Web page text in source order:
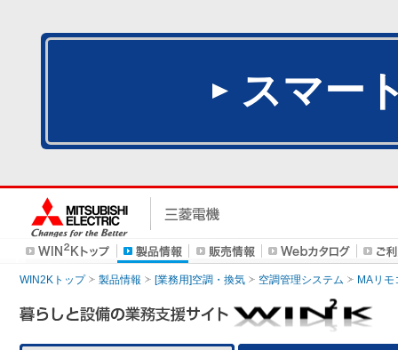
スマー
WIN2Kトップ 製品情報 [業務用]空調・換気 空調管理システム MAリモ